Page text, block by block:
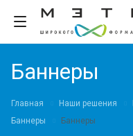
Баннеры
Главная Наши решения
Баннеры
Баннеры